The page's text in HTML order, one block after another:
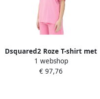
Dsquared2 Roze T-shirt met
Korte Mouwen en Logo
Print Pink Dames
1 webshop
€ 97,76